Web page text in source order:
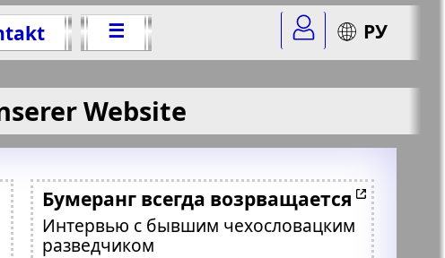
☰ РУ
Website
Бумеранг всегда возрващается
Интервью с бывшим чехословацким
разведчиком